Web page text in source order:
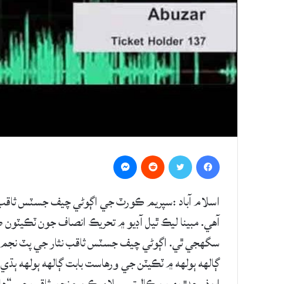
اسلام آباد :سپريم ڪورٽ جي اڳوڻي چيف جسٽس ثاقب
آهي. مبينا ليڪ ٿيل آڊيو ۾ تحريڪ انصاف جون